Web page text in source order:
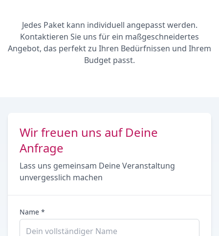
Jedes Paket kann individuell angepasst werden.
Kontaktieren Sie uns für ein maßgeschneidertes
Angebot, das perfekt zu Ihren Bedürfnissen und Ihrem
Budget passt.
Wir freuen uns auf Deine
Anfrage
Lass uns gemeinsam Deine Veranstaltung
unvergesslich machen
Name *